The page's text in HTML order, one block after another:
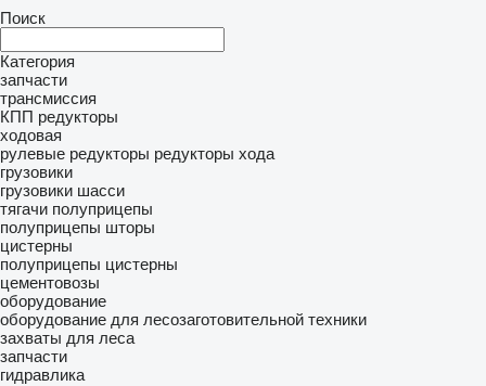
Поиск
Категория
запчасти
трансмиссия
КПП редукторы
ходовая
рулевые редукторы редукторы хода
грузовики
грузовики шасси
тягачи полуприцепы
полуприцепы шторы
цистерны
полуприцепы цистерны
цементовозы
оборудование
оборудование для лесозаготовительной техники
захваты для леса
запчасти
гидравлика